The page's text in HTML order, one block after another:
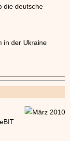
die deutsche
in der Ukraine